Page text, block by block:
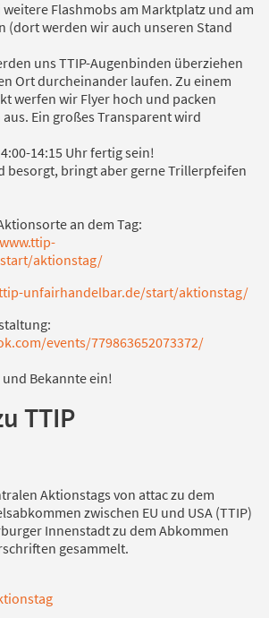
Flashmobs am Marktplatz und am
(dort werden wir auch unseren Stand
uns TTIP-Augenbinden überziehen
Ort durcheinander laufen. Zu einem
werfen wir Flyer hoch und packen
Ein großes Transparent wird
14:15 Uhr fertig sein!
besorgt, bringt aber gerne Trillerpfeifen
an dem Tag:
aktionstag/
unfairhandelbar.de/start/aktionstag/
events/779863652073372/
Bekannte ein!
TTIP
Aktionstags von attac zu dem
zwischen EU und USA (TTIP)
Innenstadt zu dem Abkommen
gesammelt.